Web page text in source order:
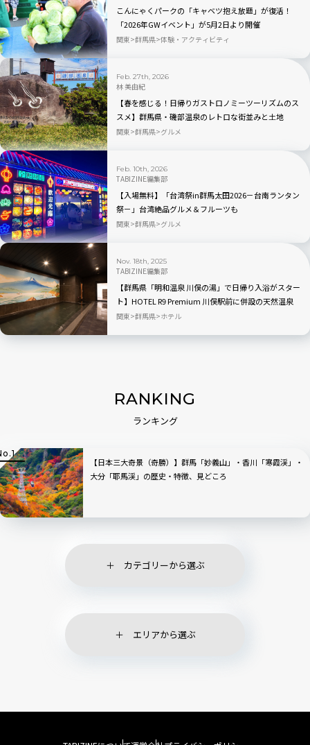
こんにゃくパークの「キャベツ抱え放題」が復活！
「2026年GWイベント」が5月2日より開催
関東 群馬県 体験・アクティビティ
Feb. 27th, 2026
林 美由紀
【春を感じる！日帰りガストロノミーツーリズムのス
スメ】群馬県・磯部温泉のレトロな街並みと土地
の“食”を体験する旅
関東 群馬県 グルメ
Feb. 10th, 2026
TABIZINE編集部
【入場無料】「台湾祭in群馬太田2026－台南ランタン
祭－」台湾絶品グルメ＆フルーツも
関東 群馬県 グルメ
Nov. 18th, 2025
TABIZINE編集部
【群馬県「明和温泉 川俣の湯」で日帰り入浴がスター
ト】HOTEL R9 Premium 川俣駅前に併設の天然温泉
関東 群馬県 ホテル
RANKING
ランキング
【日本三大奇景（奇勝）】群馬「妙義山」・香川「寒霞渓」・
大分「耶馬渓」の歴史・特徴、見どころ
カテゴリーから選ぶ
エリアから選ぶ